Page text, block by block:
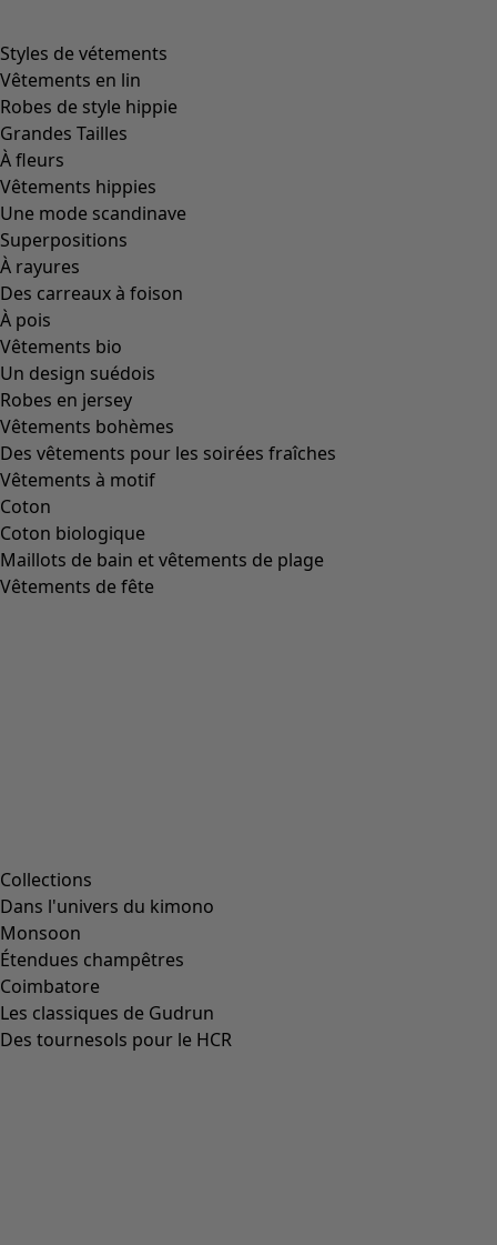
Styles de vétements
Vêtements en lin
Robes de style hippie
Grandes Tailles
À fleurs
Vêtements hippies
Une mode scandinave
Superpositions
À rayures
Des carreaux à foison
À pois
Vêtements bio
Un design suédois
Robes en jersey
Vêtements bohèmes
Des vêtements pour les soirées fraîches
Vêtements à motif
Coton
Coton biologique
Maillots de bain et vêtements de plage
Vêtements de fête
Collections
Dans l'univers du kimono
Monsoon
Étendues champêtres
Coimbatore
Les classiques de Gudrun
Des tournesols pour le HCR